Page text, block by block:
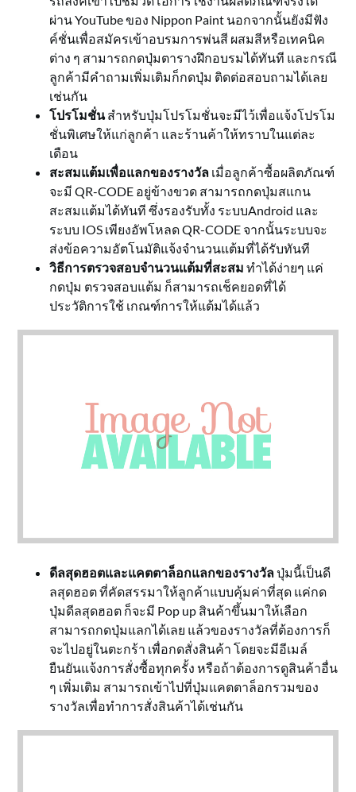
ผ่าน YouTube ของ Nippon Paint นอกจากนั้นยังมีฟัง
ค์ชั่นเพื่อสมัครเข้าอบรมการพ่นสี ผสมสีหรือเทคนิค
ต่าง ๆ สามารถกดปุ่มตารางฝึกอบรมได้ทันที และกรณี
ลูกค้ามีคำถามเพิ่มเติมก็กดปุ่ม ติดต่อสอบถามได้เลย
เช่นกัน
โปรโมชั่นสำหรับปุ่มโปรโมชั่นจะมีไว้เพื่อแจ้งโปรโม
ชั่นพิเศษให้แก่ลูกค้า และร้านค้าให้ทราบในแต่ละ
เดือน
สะสมแต้มเพื่อแลกของรางวัล เมื่อลูกค้าซื้อผลิตภัณฑ์
จะมี QR-CODE อยู่ข้างขวด สามารถกดปุ่มสแกน
สะสมแต้มได้ทันที ซึ่งรองรับทั้ง ระบบAndroid และ
ระบบ IOS เพียงอัพโหลด QR-CODE จากนั้นระบบจะ
ส่งข้อความอัตโนมัติแจ้งจำนวนแต้มที่ได้รับทันที
วิธีการตรวจสอบจำนวนแต้มที่สะสมทำได้ง่ายๆ แค่
กดปุ่ม ตรวจสอบแต้ม ก็สามารถเช็คยอดที่ได้
ประวัติการใช้ เกณฑ์การให้แต้มได้แล้ว
ดีลสุดฮอตและแคตตาล็อกแลกของรางวัลปุ่มนี้เป็นดี
ลสุดฮอต ที่คัดสรรมาให้ลูกค้าแบบคุ้มค่าที่สุด แค่กด
ปุ่มดีลสุดฮอต ก็จะมี Pop up สินค้าขึ้นมาให้เลือก
สามารถกดปุ่มแลกได้เลย แล้วของรางวัลที่ต้องการก็
จะไปอยู่ในตะกร้า เพื่อกดสั่งสินค้า โดยจะมีอีเมล์
ยืนยันแจ้งการสั่งซื้อทุกครั้ง หรือถ้าต้องการดูสินค้าอื่น
ๆ เพิ่มเติม สามารถเข้าไปที่ปุ่มแคตตาล็อกรวมของ
รางวัลเพื่อทำการสั่งสินค้าได้เช่นกัน